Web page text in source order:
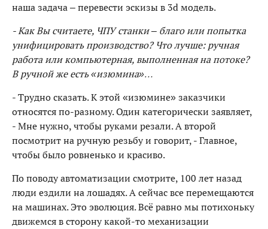
наша задача – перевести эскизы в 3d модель.
- Как Вы считаете, ЧПУ станки – благо или попытка
унифицировать производство? Что лучше: ручная
работа или компьютерная, выполненная на потоке?
В ручной же есть «изюмина»…
- Трудно сказать. К этой «изюмине» заказчики
относятся по-разному. Один категорически заявляет,
- Мне нужно, чтобы руками резали. А второй
посмотрит на ручную резьбу и говорит, - Главное,
чтобы было ровненько и красиво.
По поводу автоматизации смотрите, 100 лет назад
люди ездили на лошадях. А сейчас все перемещаются
на машинах. Это эволюция. Всё равно мы потихоньку
движемся в сторону какой-то механизации